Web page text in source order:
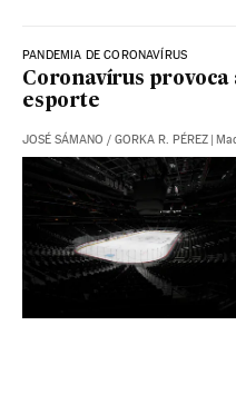
PANDEMIA DE CORONAVÍRUS
Coronavírus provoca
esporte
JOSÉ SÁMANO / GORKA R. PÉREZ |